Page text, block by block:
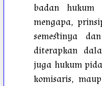
badan hukum
mengapa,
semestinya
diterapkan
juga hukum
komisaris,